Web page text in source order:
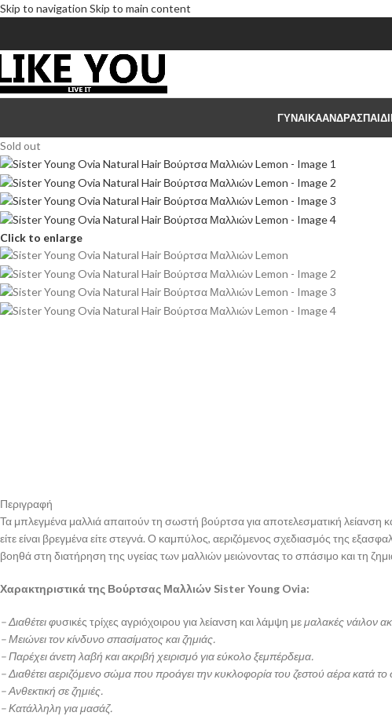
Skip to navigation Skip to main content
ΓΥΝΑΙΚΑΑΝΔΡΑΣ
Sold out
Click to enlarge
Περιγραφή
Τα μπλεγμένα μαλλιά απαιτούν τη σωστή βούρτσα για αποτελεσματική λείανση
είτε είναι βρεγμένα είτε στεγνά. Ο καμπύλος, αεριζόμενος σχεδιασμός της
βοηθά στη διατήρηση της υγείας των μαλλιών μειώνοντας το σπάσιμο και τη
Χαρακτηριστικά της Βούρτσας Μαλλιών Sister Young Ovia:
– Διαθέτει φυσικές τρίχες αγριόχοιρου για λείανση και λάμψη μεμαλακές νάιλον
– Μειώνει τον κίνδυνο σπασίματος και ζημιάς.
– Παρέχει άνετη λαβή και ακριβή χειρισμό για εύκολο ξεμπέρδεμα.
– Διαθέτει αεριζόμενο σώμα που προάγει την κυκλοφορία του ζεστού αέρα κατά
– Ανθεκτική σε ζημιές.
– Κατάλληλη για μασάζ.